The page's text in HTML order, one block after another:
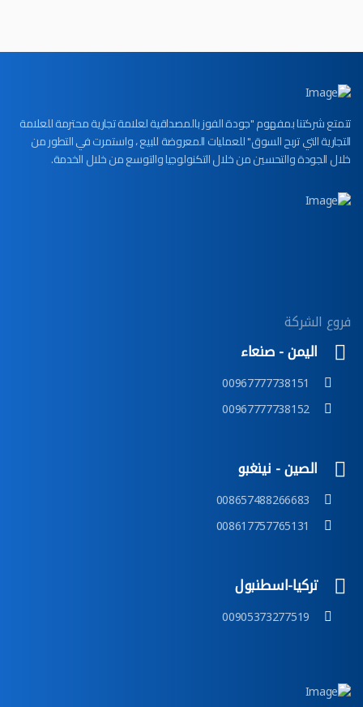
تتمتع شركتنا بمفهوم "جودة الفوز بالمصداقية لعلامة تجارية محترمة للعلامة
التجارية التي تربح السوق" للعمليات المعروضة للبيع ، واستمرت في التطور من
خلال الجودة والتحسين من خلال التكنولوجيا والتوسع من خلال الخدمة.
فروع الشركة
اليمن - صنعاء
00967777738151
00967777738152
الصين - نينغبو
008657488266683
008617757765131
تركيا-اسطنبول
00905373277519